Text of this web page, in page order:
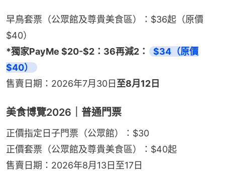
早鳥套票（公眾館及尊貴美食區）：$36起（原價
$40）
*獨家PayMe $20-$2：36再減2：
$34（原價
$40）
售賣日期：2026年7月30日 至8月12日
美食博覽2026｜普通門票
正價指定日子門票（公眾館）：$30
正價套票（公眾館及尊貴美食區）：$40起
售賣日期：2026年8月13日至17日